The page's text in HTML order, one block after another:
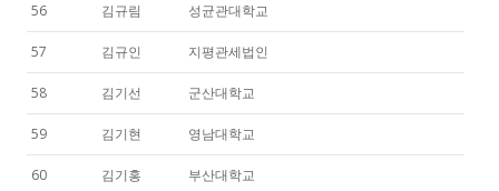
56 김규림 성균관대학교
57 김규인 지평관세법인
58 김기선 군산대학교
59 김기현 영남대학교
60 김기홍 부산대학교